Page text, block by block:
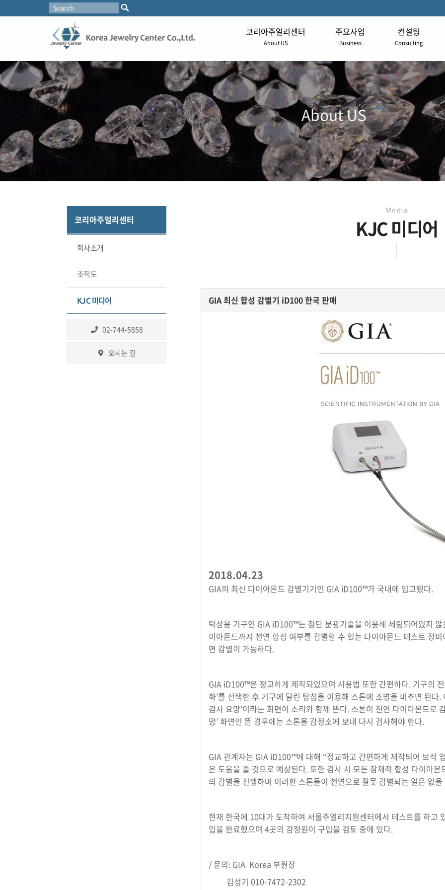
코리아주얼리센터
About US
주요사업
Business
컨설팅
Consulting
About US
코리아주얼리센터
회사소개
조직도
KJC 미디어
02-744-5858
오시는 길
Media
KJC 미디어
GIA 최신 합성 감별기 iD100 한국 판매
2018.04.23
GIA의 최신 다이아몬드 감별기기인 GIA iD100™가 국내에 입고됐다.
탁상용 기구인 GIA iD100™는 첨단 분광기술을 이용해 세팅되어있지
이아몬드까지 천연 합성 여부를 감별할 수 있는 다이아몬드 테스트 장
면 감별이 가능하다.
GIA iD100™은 정교하게 제작되었으며 사용법 또한 간편하다. 기구의
화’를 선택한 후 기구에 달린 탐침을 이용해 스톤에 조명을 비추면 된다.
검사 요망’이라는 화면이 소리와 함께 뜬다. 스톤이 천연 다이아몬드로
망’ 화면인 뜬 경우에는 스톤을 감정소에 보내 다시 검사해야 한다.
GIA 관계자는 GIA iD100™에 대해 “정교하고 간편하게 제작되어 보석
은 도움을 줄 것으로 예상된다. 또한 검사 시 모든 잠재적 합성 다이아
의 감별을 진행하며 이러한 스톤들이 천연으로 잘못 감별되는 일은 없
현재 한국에 10대가 도착하여 서울주얼리지원센터에서 테스트를 하고
입을 완료했으며 4곳의 감정원이 구입을 검토 중에 있다.
/ 문의: GIA Korea 부원장
김성기 010-7472-2302